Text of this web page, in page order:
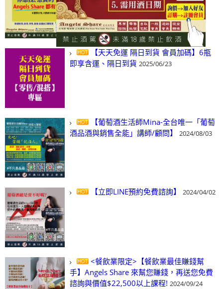
2024/03/01
【天天免運 隔日到貨 會員加碼】6瓶
即享含運、隔日到貨 2025/06/23
【葡萄酒生活師Mina-全台唯一「葡萄
酒品酒與銷售全能」講師/顧問】
2024/08/03
【立即LINE預約免費諮詢】 2024/04/02
<餐飲業限定>【餐飲業最佳賺錢幫
手】Angels Share 來幫您賺錢，再送您免費
諮詢與價值$22,500以上課程! 2024/09/24